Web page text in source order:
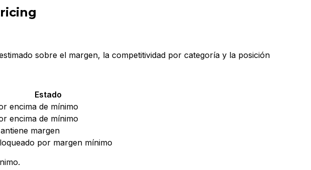
sobre el margen, la competitividad por categoría y la posición
Estado
encima de mínimo
encima de mínimo
margen
por margen mínimo